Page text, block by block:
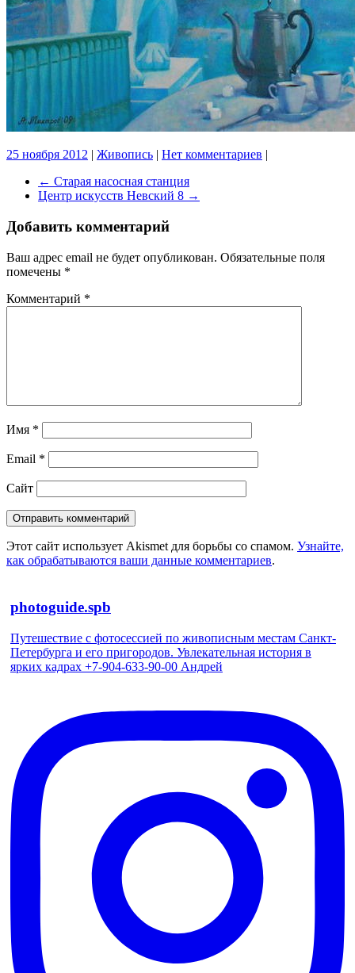
25 ноября 2012 | Живопись | Нет комментариев |
← Старая насосная станция
Центр искусств Невский 8 →
Добавить комментарий
Ваш адрес email не будет опубликован. Обязательные поля
помечены *
Комментарий *
Имя *
Email *
Сайт
Этот сайт использует Akismet для борьбы со спамом. Узнайте,
как обрабатываются ваши данные комментариев.
photoguide.spb
Путешествие с фотосессией по живописным местам Санкт-
Петербурга и его пригородов. Увлекательная история в
ярких кадрах +7-904-633-90-00 Андрей